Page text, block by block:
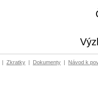
| Zkratky | Dokumenty | Návod k